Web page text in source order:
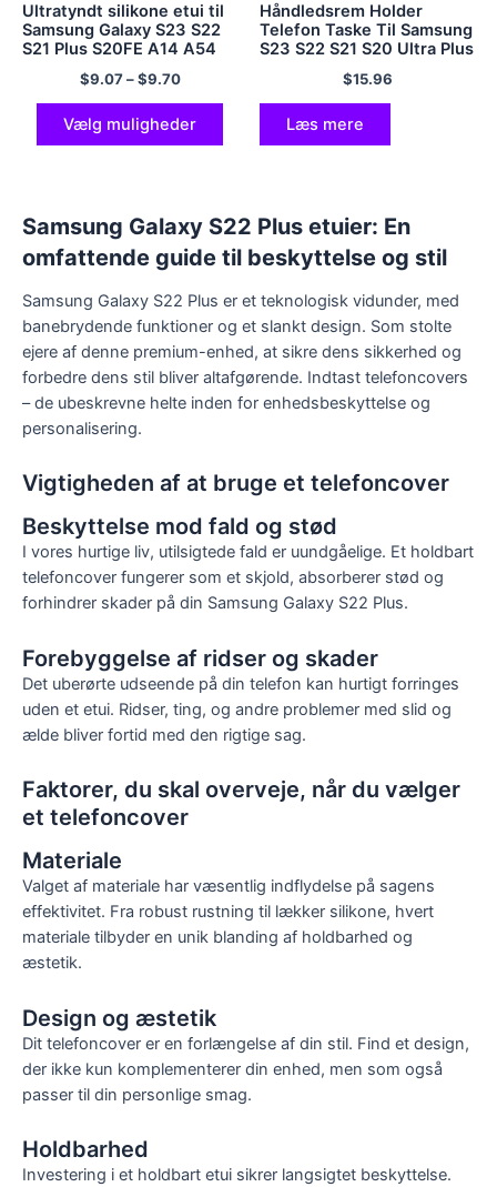
Ultratyndt silikone etui til
Samsung Galaxy S23 S22
S21 Plus S20FE A14 A54
A13 A23 A33 A53 A73
A12 Klart etui Cover
Fundas
$9.07–$9.70
Vælg muligheder
Håndledsrem Holder
Telefon Taske Til Samsung
S23 S22 S21 S20 Ultra Plus
A53 A14 A23 A13 A34
A54 A52 A32 A33 A72 5G
Blødt TPU Cover
$15.96
Læs mere
Samsung Galaxy S22 Plus etuier: En
omfattende guide til beskyttelse og stil
Samsung Galaxy S22 Plus er et teknologisk vidunder, med
banebrydende funktioner og et slankt design. Som stolte
ejere af denne premium-enhed, at sikre dens sikkerhed og
forbedre dens stil bliver altafgørende. Indtast telefoncovers
– de ubeskrevne helte inden for enhedsbeskyttelse og
personalisering.
Vigtigheden af ​​at bruge et telefoncover
Beskyttelse mod fald og stød
I vores hurtige liv, utilsigtede fald er uundgåelige. Et holdbart
telefoncover fungerer som et skjold, absorberer stød og
forhindrer skader på din Samsung Galaxy S22 Plus.
Forebyggelse af ridser og skader
Det uberørte udseende på din telefon kan hurtigt forringes
uden et etui. Ridser, ting, og andre problemer med slid og
ælde bliver fortid med den rigtige sag.
Faktorer, du skal overveje, når du vælger
et telefoncover
Materiale
Valget af materiale har væsentlig indflydelse på sagens
effektivitet. Fra robust rustning til lækker silikone, hvert
materiale tilbyder en unik blanding af holdbarhed og
æstetik.
Design og æstetik
Dit telefoncover er en forlængelse af din stil. Find et design,
der ikke kun komplementerer din enhed, men som også
passer til din personlige smag.
Holdbarhed
Investering i et holdbart etui sikrer langsigtet beskyttelse.